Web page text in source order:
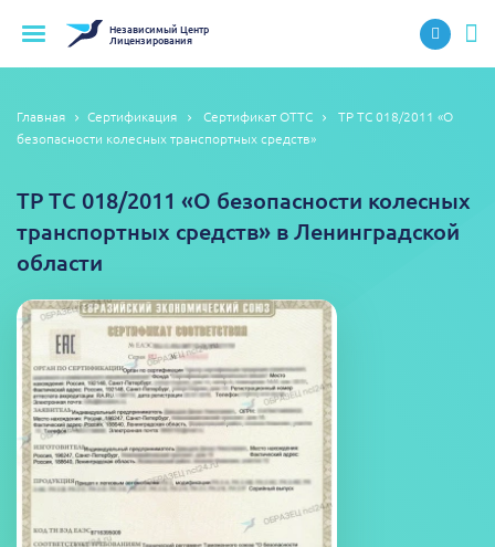
НезависимыйЦентр
Лицензирования
Главная Сертификация Сертификат ОТТС
ТР ТС 018/2011 «О
безопасности колесных транспортных средств»
ТР ТС 018/2011 «О безопасности колесных
транспортных средств» в Ленинградской
области